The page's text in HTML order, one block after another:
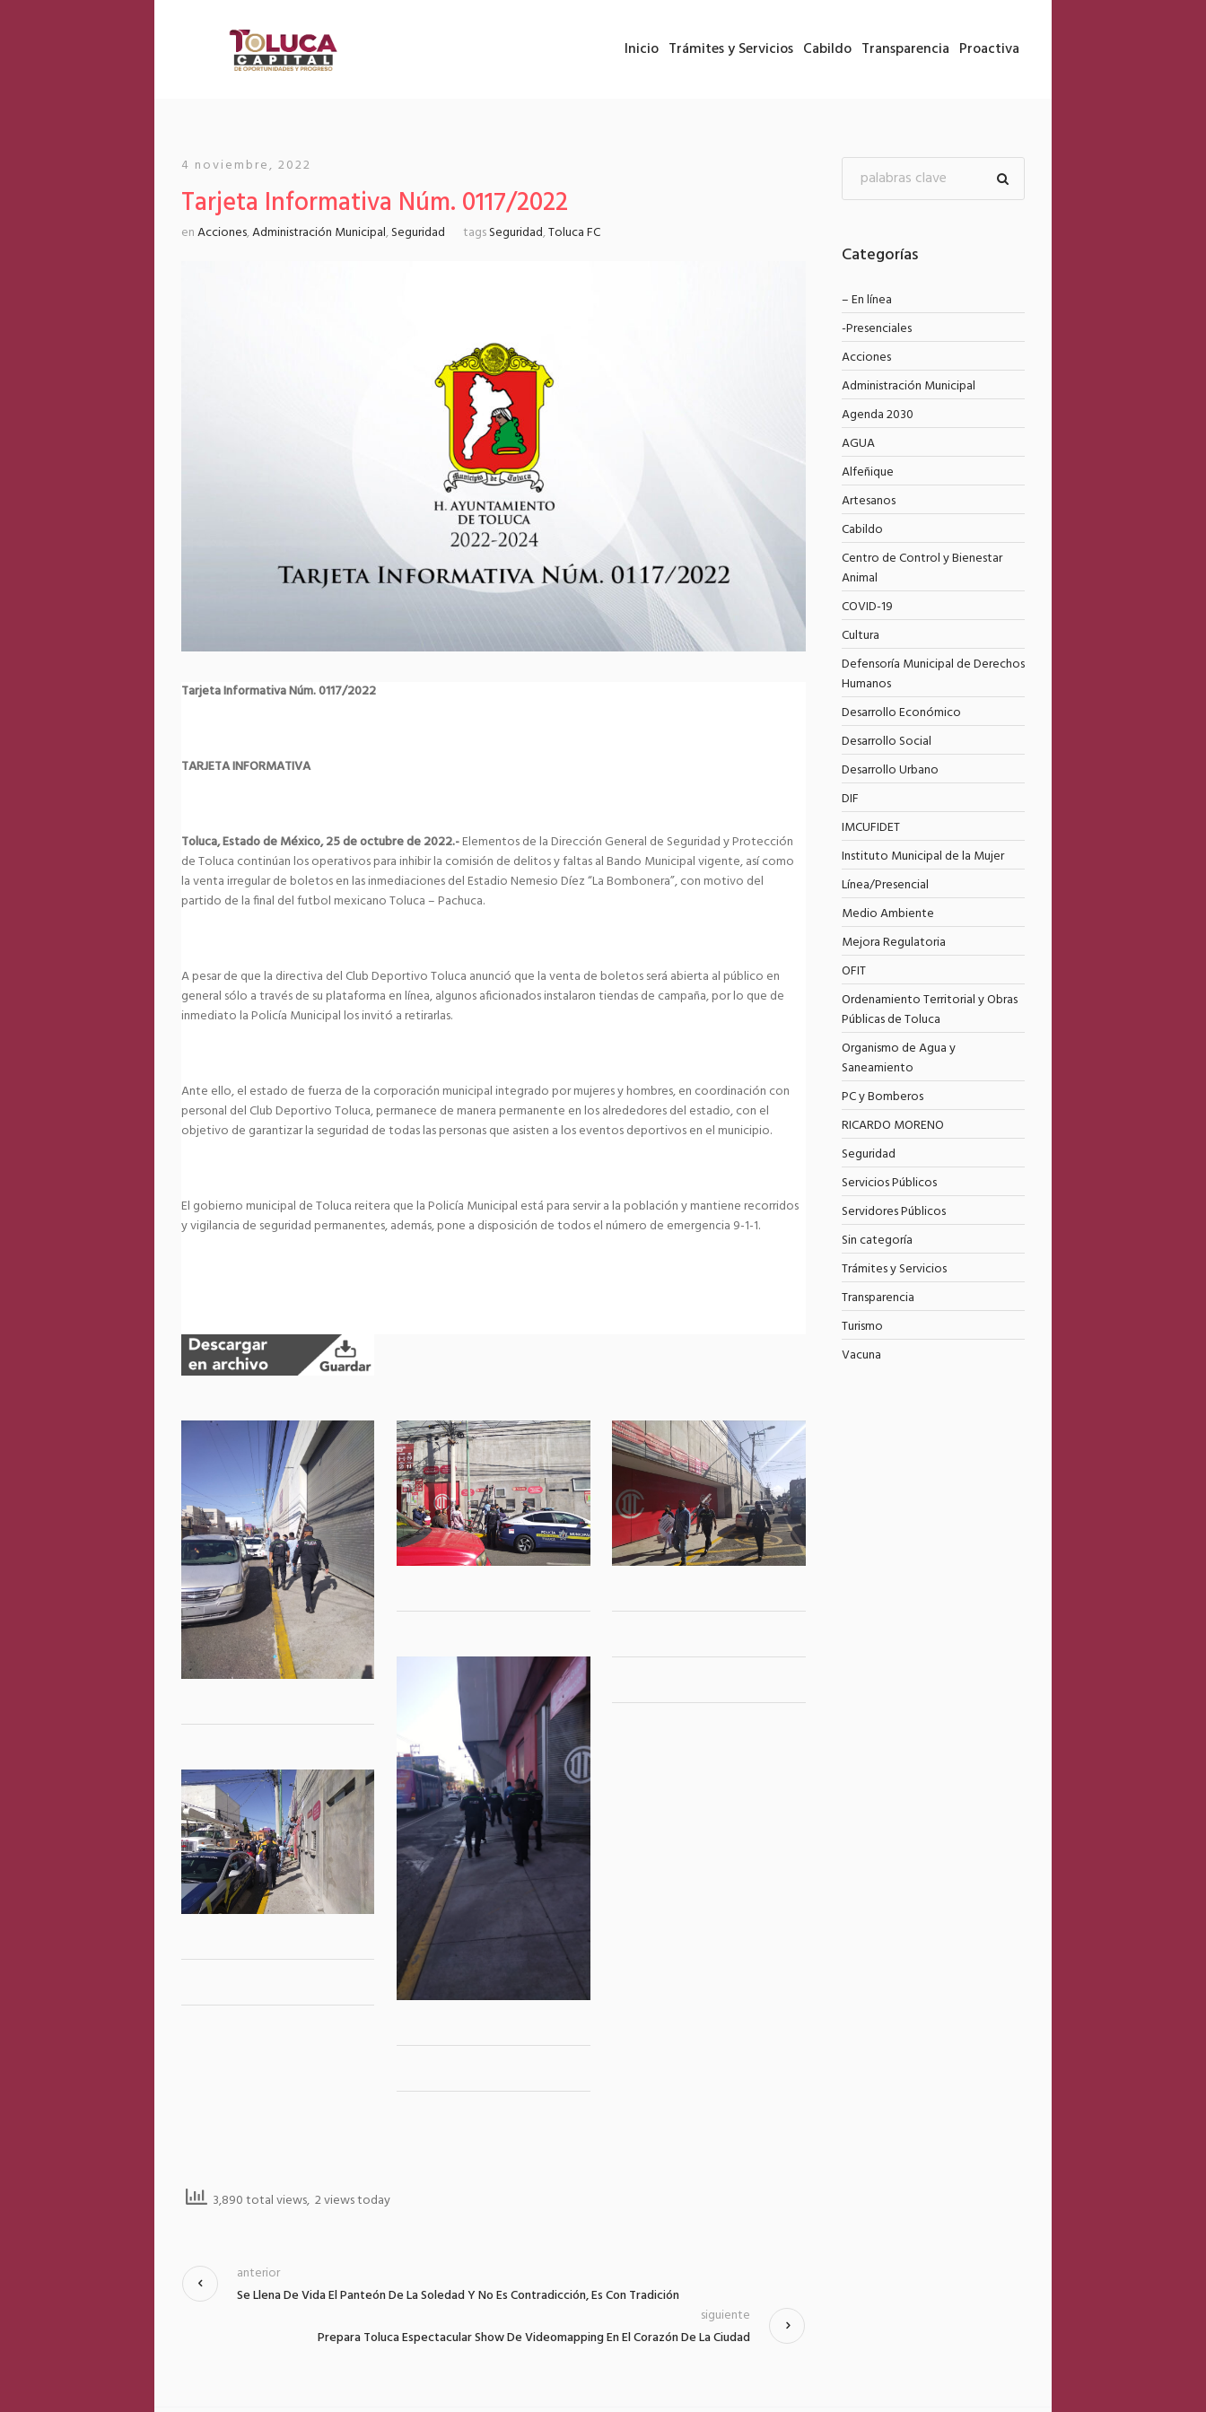
Inicio Trámites y Servicios Cabildo Transparencia Proactiva
4 noviembre, 2022
Tarjeta Informativa Núm. 0117/2022
enAcciones,Administración Municipal,Seguridad tagsSeguridad,Toluca FC
Tarjeta Informativa Núm. 0117/2022
TARJETA INFORMATIVA
Toluca, Estado de México, 25 de octubre de 2022.-Elementos de la Dirección General de Seguridad y Protección
de Toluca continúan los operativos para inhibir la comisión de delitos y faltas al Bando Municipal vigente, así como
la venta irregular de boletos en las inmediaciones del Estadio Nemesio Díez “La Bombonera”, con motivo del
partido de la final del futbol mexicano Toluca – Pachuca.
A pesar de que la directiva del Club Deportivo Toluca anunció que la venta de boletos será abierta al público en
general sólo a través de su plataforma en línea, algunos aficionados instalaron tiendas de campaña, por lo que de
inmediato la Policía Municipal los invitó a retirarlas.
Ante ello, el estado de fuerza de la corporación municipal integrado por mujeres y hombres, en coordinación con
personal del Club Deportivo Toluca, permanece de manera permanente en los alrededores del estadio, con el
objetivo de garantizar la seguridad de todas las personas que asisten a los eventos deportivos en el municipio.
El gobierno municipal de Toluca reitera que la Policía Municipal está para servir a la población y mantiene recorridos
y vigilancia de seguridad permanentes, además, pone a disposición de todos el número de emergencia 9-1-1.
3,890 total views, 2 views today
Se Llena De Vida El Panteón De La Soledad Y No Es Contradicción, Es Con Tradición
anterior
Prepara Toluca Espectacular Show De Videomapping En El Corazón De La Ciudad
siguiente
Categorías
– En línea
-Presenciales
Acciones
Administración Municipal
Agenda 2030
AGUA
Alfeñique
Artesanos
Cabildo
Centro de Control y Bienestar
Animal
COVID-19
Cultura
Defensoría Municipal de Derechos
Humanos
Desarrollo Económico
Desarrollo Social
Desarrollo Urbano
DIF
IMCUFIDET
Instituto Municipal de la Mujer
Línea/Presencial
Medio Ambiente
Mejora Regulatoria
OFIT
Ordenamiento Territorial y Obras
Públicas de Toluca
Organismo de Agua y
Saneamiento
PC y Bomberos
RICARDO MORENO
Seguridad
Servicios Públicos
Servidores Públicos
Sin categoría
Trámites y Servicios
Transparencia
Turismo
Vacuna